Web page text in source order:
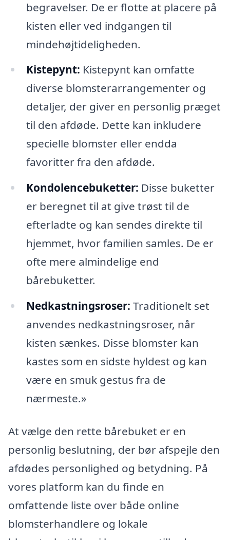
begravelser. De er flotte at placere på
kisten eller ved indgangen til
mindehøjtideligheden.
Kistepynt: Kistepynt kan omfatte
diverse blomsterarrangementer og
detaljer, der giver en personlig præget
til den afdøde. Dette kan inkludere
specielle blomster eller endda
favoritter fra den afdøde.
Kondolencebuketter: Disse buketter
er beregnet til at give trøst til de
efterladte og kan sendes direkte til
hjemmet, hvor familien samles. De er
ofte mere almindelige end
bårebuketter.
Nedkastningsroser: Traditionelt set
anvendes nedkastningsroser, når
kisten sænkes. Disse blomster kan
kastes som en sidste hyldest og kan
være en smuk gestus fra de
nærmeste.»
At vælge den rette bårebuket er en
personlig beslutning, der bør afspejle den
afdødes personlighed og betydning. På
vores platform kan du finde en
omfattende liste over både online
blomsterhandlere og lokale